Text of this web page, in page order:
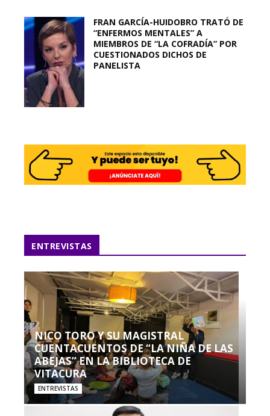
FRAN GARCÍA-HUIDOBRO TRATÓ DE
“ENFERMOS MENTALES” A
MIEMBROS DE “LA COFRADÍA” POR
CUESTIONADOS DICHOS DE
PANELISTA
ENTREVISTAS
NICO TORO Y SU MAGISTRAL
CUENTACUENTOS DE “LA NIÑA DE LAS
ABEJAS” EN LA BIBLIOTECA DE
VITACURA
ENTREVISTAS